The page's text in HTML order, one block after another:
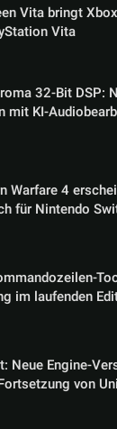
Vita bringt
Vita
32-Bit DSP:
mit KI-
Warfare 4
für Nintendo
im laufenden
Neue Engine-
von